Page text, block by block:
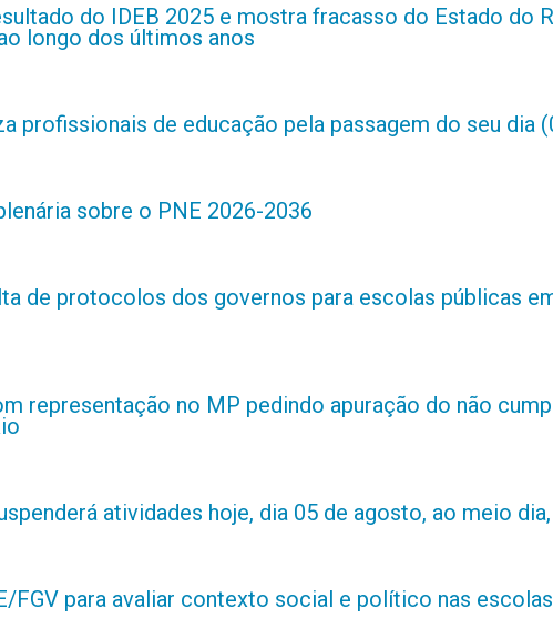
do IDEB 2025 e mostra fracasso do Estado do
longo dos últimos anos
profissionais de educação pela passagem do seu dia
sobre o PNE 2026-2036
de protocolos dos governos para escolas públicas
representação no MP pedindo apuração do não
atividades hoje, dia 05 de agosto, ao meio
FGV para avaliar contexto social e político nas